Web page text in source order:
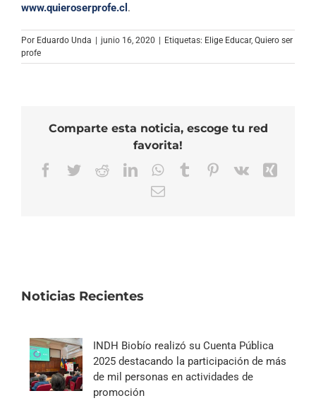
www.quieroserprofe.cl .
Por Eduardo Unda junio 16, 2020 Etiquetas: Elige Educar, Quiero ser
profe
Comparte esta noticia, escoge tu red
favorita!
Facebook
TwitterRedditLinkedInWhatsApp
TumblrPinterest
Vk
Correo
Noticias Recientes
INDH Biobío realizó su Cuenta Pública
2025 destacando la participación de más
de mil personas en actividades de
promoción